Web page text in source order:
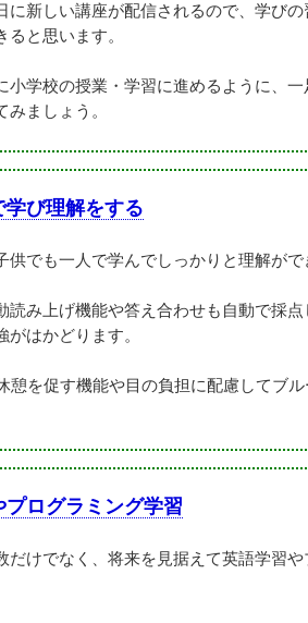
に新しい講座が配信されるので、学び
ると思います。
小学校の授業・学習に進めるように、
みましょう。
学び理解をする
供でも一人で学んでしっかりと理解がで
読み上げ機能や答え合わせも自動で採
がはかどります。
憩を促す機能や目の負担に配慮してブ
プログラミング学習
だけでなく、将来を見据えて英語学習